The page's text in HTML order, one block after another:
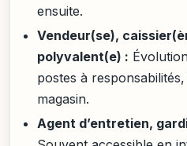
ensuite.
Vendeur(se),
polyvalent(e) :
postes à
magasin.
Agent d’entretien,